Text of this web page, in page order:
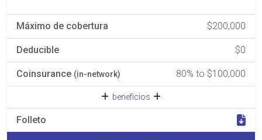
Máximo de cobertura $200,000
Deducible $0
Coinsurance (in-network) 80% to $100,000
beneficios
Folleto